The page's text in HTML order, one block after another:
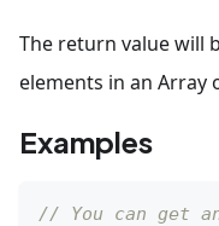
The return value will
elements in an Array
Examples
// You can get